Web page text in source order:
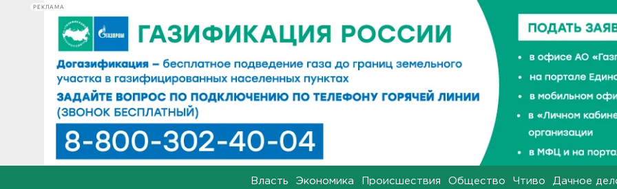
РЕКЛАМА
Власть Экономика Происшествия Общество Чтиво Дачное